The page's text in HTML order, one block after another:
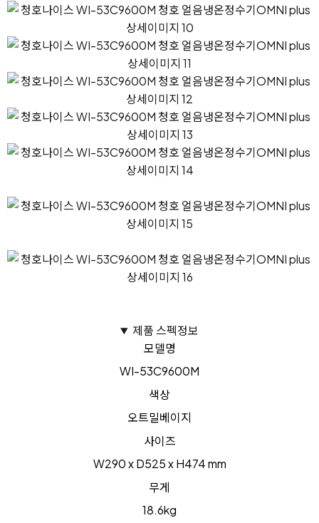
제품 스펙정보
모델명
WI-53C9600M
색상
오트밀베이지
사이즈
W290 x D525 x H474 mm
무게
18.6kg